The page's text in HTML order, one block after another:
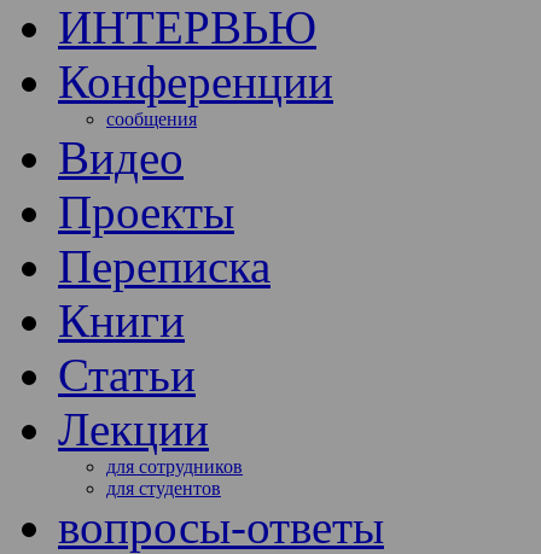
ИНТЕРВЬЮ
Конференции
сообщения
Видео
Проекты
Переписка
Книги
Статьи
Лекции
для сотрудников
для студентов
вопросы-ответы